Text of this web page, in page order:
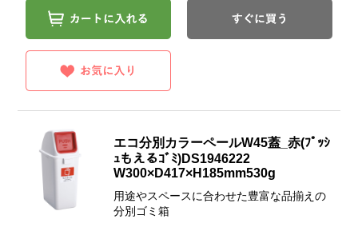
エコ分別カラーペールW45蓋_赤(ﾌﾟｯｼ
ｭもえるｺﾞﾐ)DS1946222
W300×D417×H185mm530g
用途やスペースに合わせた豊富な品揃えの
分別ゴミ箱